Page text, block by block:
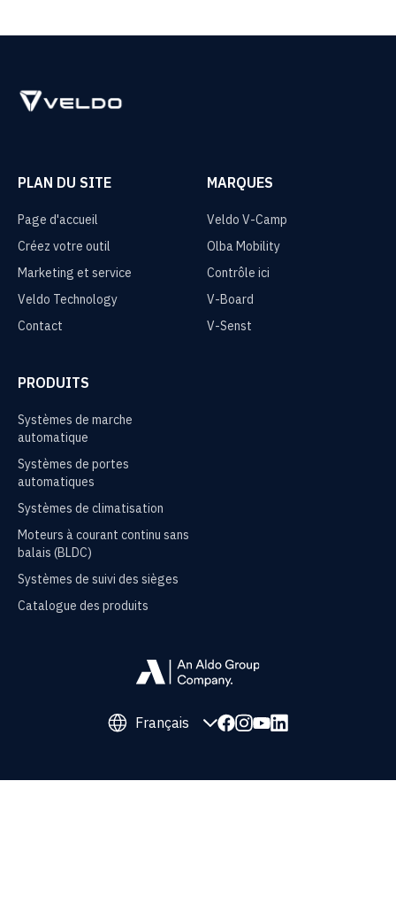
PLAN DU SITE
Page d'accueil
Créez votre outil
Marketing et service
Veldo Technology
Contact
MARQUES
Veldo V-Camp
Olba Mobility
Contrôle ici
V-Board
V-Senst
PRODUITS
Systèmes de marche
automatique
Systèmes de portes
automatiques
Systèmes de climatisation
Moteurs à courant continu sans
balais (BLDC)
Systèmes de suivi des sièges
Catalogue des produits
Français